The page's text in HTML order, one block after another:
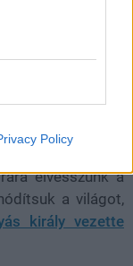
Policy
nem képezi a
elvesszünk a
a világot,
király vezette